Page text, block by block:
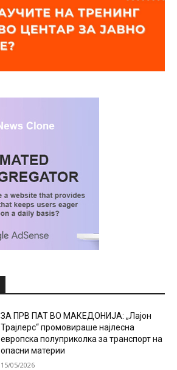
ЗА ПРВ ПАТ ВО МАКЕДОНИЈА: „Лајон
Трајлерс“ промовираше најлесна
европска полуприколка за транспорт на
опасни материи
15/05/2026